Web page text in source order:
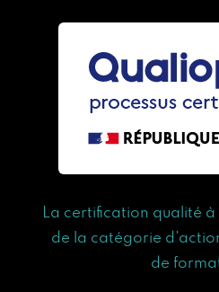
La certification qualité
de la catégorie
de